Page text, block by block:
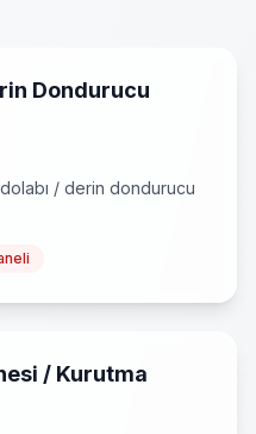
Dondurucu
/ derin dondurucu
/ Kurutma